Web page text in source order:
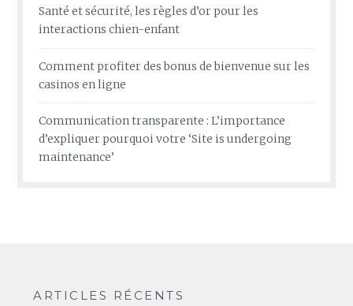
Santé et sécurité, les règles d’or pour les
interactions chien-enfant
Comment profiter des bonus de bienvenue sur les
casinos en ligne
Communication transparente : L’importance
d’expliquer pourquoi votre ‘Site is undergoing
maintenance’
ARTICLES RÉCENTS